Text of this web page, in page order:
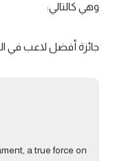
تحليل في الجول
وهي كالتالي:
جائزة أفضل لاعب في
a true force on